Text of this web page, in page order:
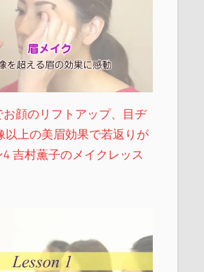
お顔のリフトアップ、目ヂ
以上の美眉効果で若返りが
吉村薫子のメイクレッス